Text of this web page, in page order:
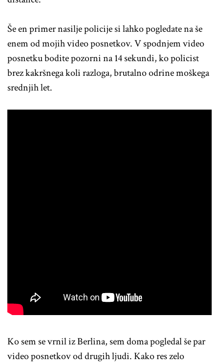
Še en primer nasilje policije si lahko pogledate na še
enem od mojih video posnetkov. V spodnjem video
posnetku bodite pozorni na 14 sekundi, ko policist
brez kakršnega koli razloga, brutalno odrine moškega
srednjih let.
Ko sem se vrnil iz Berlina, sem doma pogledal še par
video posnetkov od drugih ljudi. Kako res zelo